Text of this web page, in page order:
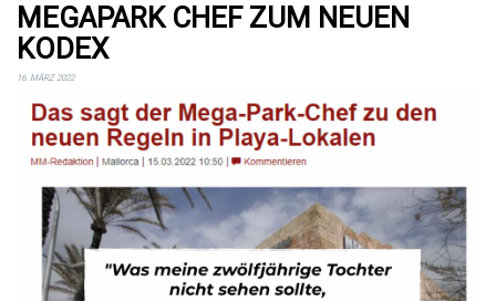
MEGAPARK CHEF ZUM NEUEN
KODEX
16. MÄRZ 2022